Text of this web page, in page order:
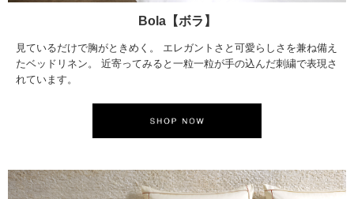
Bola【ボラ】
見ているだけで胸がときめく。 エレガントさと可愛らしさを兼ね備え
たベッドリネン。 近寄ってみると一粒一粒が手の込んだ刺繍で表現さ
れています。